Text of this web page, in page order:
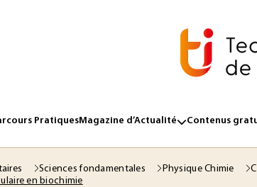
PratiquesMagazine d’Actualité Contenus
Sciences fondamentales Physique Chimie
en biochimie